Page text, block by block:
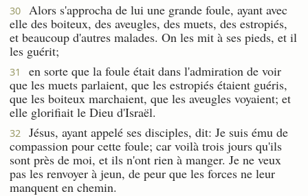
30
Alors s'approcha de lui une grande foule, ayant avec
elle des boiteux, des aveugles, des muets, des estropiés,
et beaucoup d'autres malades. On les mit à ses pieds, et il
les guérit;
31
en sorte que la foule était dans l'admiration de voir
que les muets parlaient, que les estropiés étaient guéris,
que les boiteux marchaient, que les aveugles voyaient; et
elle glorifiait le Dieu d'Israël.
32
Jésus, ayant appelé ses disciples, dit: Je suis ému de
compassion pour cette foule; car voilà trois jours qu'ils
sont près de moi, et ils n'ont rien à manger. Je ne veux
pas les renvoyer à jeun, de peur que les forces ne leur
manquent en chemin.